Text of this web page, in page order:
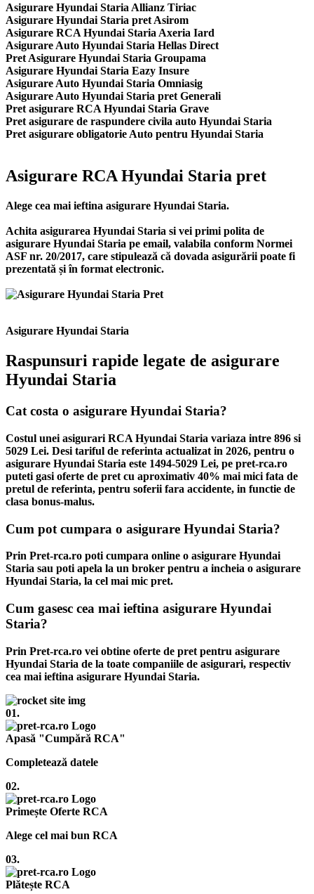
Asigurare Hyundai Staria Allianz Tiriac
Asigurare Hyundai Staria pret Asirom
Asigurare RCA Hyundai Staria Axeria Iard
Asigurare Auto Hyundai Staria Hellas Direct
Pret Asigurare Hyundai Staria Groupama
Asigurare Hyundai Staria Eazy Insure
Asigurare Auto Hyundai Staria Omniasig
Asigurare Auto Hyundai Staria pret Generali
Pret asigurare RCA Hyundai Staria Grave
Pret asigurare de raspundere civila auto Hyundai Staria
Pret asigurare obligatorie Auto pentru Hyundai Staria
Asigurare RCA Hyundai Staria pret
Alege cea mai ieftina asigurare Hyundai Staria.
Achita asigurarea Hyundai Staria si vei primi polita de
asigurare Hyundai Staria pe email, valabila conform Normei
ASF nr. 20/2017, care stipulează că dovada asigurării poate fi
prezentată și în format electronic.
Asigurare Hyundai Staria
Raspunsuri rapide legate de asigurare
Hyundai Staria
Cat costa o asigurare Hyundai Staria?
Costul unei asigurari RCA Hyundai Staria variaza intre 896 si
5029 Lei. Desi tariful de referinta actualizat in 2026, pentru o
asigurare Hyundai Staria este 1494-5029 Lei, pe pret-rca.ro
puteti gasi oferte de pret cu aproximativ 40% mai mici fata de
pretul de referinta, pentru soferii fara accidente, in functie de
clasa bonus-malus.
Cum pot cumpara o asigurare Hyundai Staria?
Prin Pret-rca.ro poti cumpara online o asigurare Hyundai
Staria sau poti apela la un broker pentru a incheia o asigurare
Hyundai Staria, la cel mai mic pret.
Cum gasesc cea mai ieftina asigurare Hyundai
Staria?
Prin Pret-rca.ro vei obtine oferte de pret pentru asigurare
Hyundai Staria de la toate companiile de asigurari, respectiv
cea mai ieftina asigurare Hyundai Staria.
01.
Apasă "Cumpără RCA"
Completează datele
02.
Primește Oferte RCA
Alege cel mai bun RCA
03.
Plătește RCA